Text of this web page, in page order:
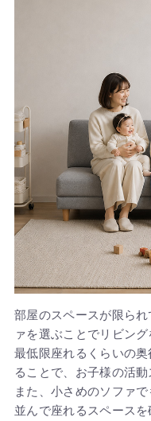
部屋のスペースが限ら
ァを選ぶことでリビン
最低限座れるくらいの
ることで、お子様の活動
また、小さめのソファ
並んで座れるスペースを